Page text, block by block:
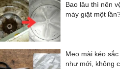
Bao lâu thì nên
máy giặt một
Mẹo mài kéo sắc
như mới, không